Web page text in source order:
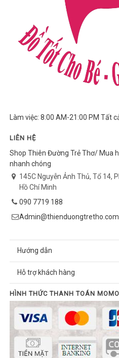
Làm việc: 8:00 AM-21:00 PM Tất
LIÊN HỆ
Shop Thiên Đường Trẻ Thơ/ Mua
nhanh chóng
145C Nguyễn Ảnh Thủ, Tổ 14,
Hồ Chí Minh
090 7719 188
Admin@thienduongtretho.com
Hướng dẫn
Hỗ trợ khách hàng
HÌNH THỨC THANH TOÁN